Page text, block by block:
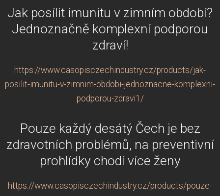
Jak posílit imunitu v zimním období?
Jednoznačně komplexní podporou
zdraví!
https://www.casopisczechindustry.cz/products/jak-
posilit-imunitu-v-zimnim-obdobi-jednoznacne-komplexni-
podporou-zdravi1/
Pouze každý desátý Čech je bez
zdravotních problémů, na preventivní
prohlídky chodí více ženy
https://www.casopisczechindustry.cz/products/pouze-